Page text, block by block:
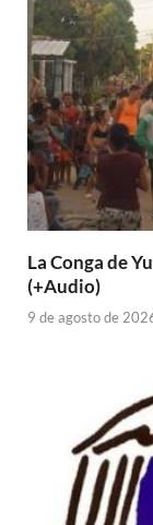
La Conga de
(+Audio)
9 de agosto de